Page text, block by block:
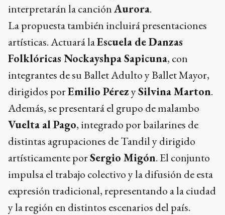
interpretarán la canciónAurora.
La propuesta también incluirá presentaciones
artísticas. Actuará laEscuela de Danzas
Folklóricas Nockayshpa Sapicuna, con
integrantes de su Ballet Adulto y Ballet Mayor,
dirigidos porEmilio PérezySilvina Marton.
Además, se presentará el grupo de malambo
Vuelta al Pago, integrado por bailarines de
distintas agrupaciones de Tandil y dirigido
artísticamente porSergio Migón. El conjunto
impulsa el trabajo colectivo y la difusión de esta
expresión tradicional, representando a la ciudad
y la región en distintos escenarios del país.